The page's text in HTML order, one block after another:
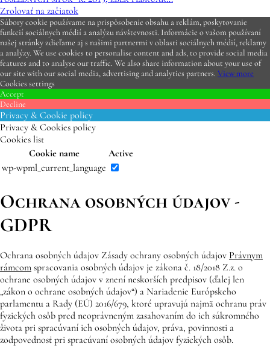
Zrolovať na začiatok
Súbory cookie používame na prispôsobenie obsahu a reklám, poskytovanie
funkcií sociálnych médií a analýzu návštevnosti. Informácie o vašom používaní
našej stránky zdieľame aj s našimi partnermi v oblasti sociálnych médií, reklamy
a analýzy. We use cookies to personalise content and ads, to provide social media
features and to analyse our traffic. We also share information about your use of
our site with our social media, advertising and analytics partners. View more
Cookies settings
Accept
Decline
Privacy & Cookie policy
Privacy & Cookies policy
Cookies list
Cookie name
Active
wp-wpml_current_language
Ochrana osobných údajov -
GDPR
Ochrana osobných údajov Zásady ochrany osobných údajov Právnym
rámcom spracovania osobných údajov je zákona č. 18/2018 Z.z. o
ochrane osobných údajov v znení neskorších predpisov (ďalej len
„zákon o ochrane osobných údajov“) a Nariadenie Európskeho
parlamentu a Rady (EÚ) 2016/679, ktoré upravujú najmä ochranu práv
fyzických osôb pred neoprávneným zasahovaním do ich súkromného
života pri spracúvaní ich osobných údajov, práva, povinnosti a
zodpovednosť pri spracúvaní osobných údajov fyzických osôb.